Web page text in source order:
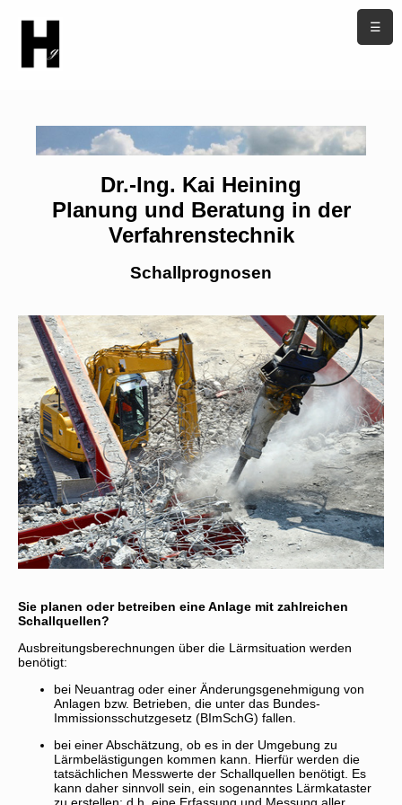
☰
Dr.-Ing. Kai Heining
Planung und Beratung in der
Verfahrenstechnik
Schallprognosen
Sie planen oder betreiben eine Anlage mit zahlreichen
Schallquellen?
Ausbreitungsberechnungen über die Lärmsituation werden
benötigt:
bei Neuantrag oder einer Änderungsgenehmigung von
Anlagen bzw. Betrieben, die unter das Bundes-
Immissionsschutzgesetz (BImSchG) fallen.
bei einer Abschätzung, ob es in der Umgebung zu
Lärmbelästigungen kommen kann. Hierfür werden die
tatsächlichen Messwerte der Schallquellen benötigt. Es
kann daher sinnvoll sein, ein sogenanntes Lärmkataster